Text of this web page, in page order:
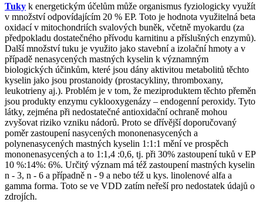
Tuky k energetickým účelům může organismus fyziologicky využít
v množství odpovídajícím 20 % EP. Toto je hodnota využitelná beta
oxidací v mitochondriích svalových buněk, včetně myokardu (za
předpokladu dostatečného přívodu karnitinu a příslušných enzymů).
Další množství tuku je využito jako stavební a izolační hmoty a v
případě nenasycených mastných kyselin k významným
biologických účinkům, které jsou dány aktivitou metabolitů těchto
kyselin jako jsou prostanoidy (prostacykliny, thromboxany,
leukotrieny aj.). Problém je v tom, že meziproduktem těchto přeměn
jsou produkty enzymu cyklooxygenázy – endogenní peroxidy. Tyto
látky, zejména při nedostatečné antioxidační ochraně mohou
zvyšovat riziko vzniku nádorů. Proto se dřívější doporučovaný
poměr zastoupení nasycených mononenasycených a
polynenasycených mastných kyselin 1:1:1 mění ve prospěch
mononenasycených a to 1:1,4 :0,6, tj. při 30% zastoupení tuků v EP
10 %:14%: 6%. Určitý význam má též zastoupení mastných kyselin
n - 3, n - 6 a případně n - 9 a nebo též u kys. linolenové alfa a
gamma forma. Toto se ve VDD zatím neřeší pro nedostatek údajů o
zdrojích.